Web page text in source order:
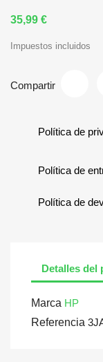
35,99 €
Impuestos incluidos
Compartir
Política de
Política de
Política de
Detalles del
Marca HP
Referencia